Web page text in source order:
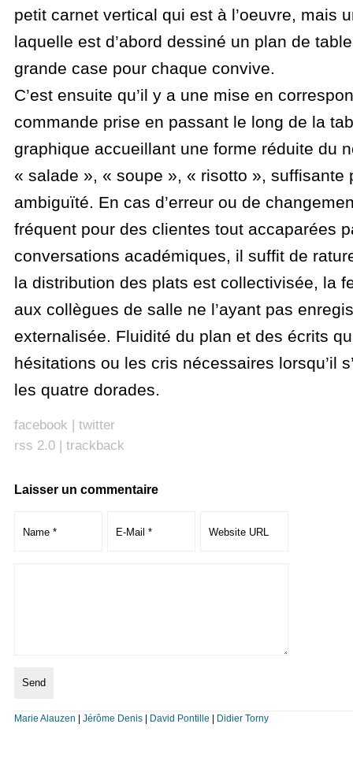
petit carnet vertical qui est à l’oeuvre, mais
laquelle est d’abord dessiné un plan de
grande case pour chaque convive.
C’est ensuite qu’il y a une mise en
commande prise en passant le long de la
graphique accueillant une forme réduite du
« salade », « soupe », « risotto », suffisante
ambiguïté. En cas d’erreur ou de
fréquent pour des clientes tout accaparées
conversations académiques, il suffit de
la distribution des plats est collectivisée, la
aux collègues de salle ne l’ayant pas
externalisée. Fluidité du plan et des écrits
hésitations ou les cris nécessaires lorsqu’il
les quatre dorades.
facebook | twitter
rss 2.0| trackback
Laisser un commentaire
Marie Alauzen Jérôme Denis| David Pontille Didier Torny